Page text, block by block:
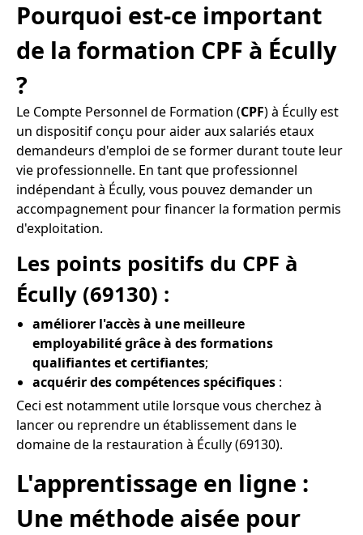
Pourquoi est-ce important
de la formation CPF à Écully
?
Le Compte Personnel de Formation (CPF) à Écully est
un dispositif conçu pour aider aux salariés etaux
demandeurs d'emploi de se former durant toute leur
vie professionnelle. En tant que professionnel
indépendant à Écully, vous pouvez demander un
accompagnement pour financer la formation permis
d'exploitation.
Les points positifs du CPF à
Écully (69130) :
améliorer l'accès à une meilleure
employabilité grâce à des formations
qualifiantes et certifiantes;
acquérir des compétences spécifiques :
Ceci est notamment utile lorsque vous cherchez à
lancer ou reprendre un établissement dans le
domaine de la restauration à Écully (69130).
L'apprentissage en ligne :
Une méthode aisée pour